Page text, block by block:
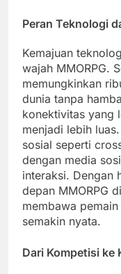
Peran Teknologi
Kemajuan
wajah MMORPG.
memungkinkan
dunia tanpa
konektivitas yang
menjadi lebih
sosial seperti
dengan media
interaksi. Dengan
depan MMORPG
membawa
semakin nyata.
Dari Kompetisi ke